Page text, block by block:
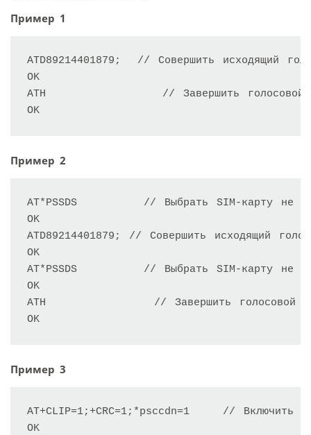
Пример 1
ATD89214401879;  // Совершить исходящий
OK
ATH              // Завершить голосовой
OK
Пример 2
AT*PSSDS        // Выбрать SIM-карту не по
OK
ATD89214401879; // Совершить исходящий
OK
AT*PSSDS        // Выбрать SIM-карту не по
OK
ATH             // Завершить голосовой
OK
Пример 3
AT+CLIP=1;+CRC=1;*psccdn=1    // Включить
OK